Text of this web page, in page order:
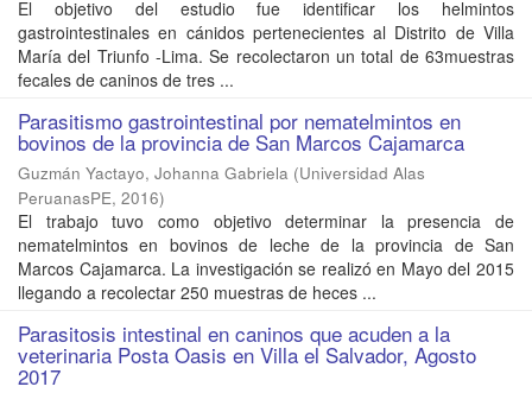
El objetivo del estudio fue identificar los helmintos
gastrointestinales en cánidos pertenecientes al Distrito de Villa
María del Triunfo -Lima. Se recolectaron un total de 63muestras
fecales de caninos de tres ...
Parasitismo gastrointestinal por nematelmintos en
bovinos de la provincia de San Marcos Cajamarca
Guzmán Yactayo, Johanna Gabriela (Universidad Alas
PeruanasPE, 2016)
El trabajo tuvo como objetivo determinar la presencia de
nematelmintos en bovinos de leche de la provincia de San
Marcos Cajamarca. La investigación se realizó en Mayo del 2015
llegando a recolectar 250 muestras de heces ...
Parasitosis intestinal en caninos que acuden a la
veterinaria Posta Oasis en Villa el Salvador, Agosto
2017